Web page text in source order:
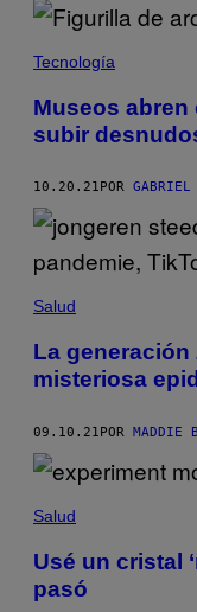
Tecnología
Museos abren
subir
10.20.21 POR GABRIEL
Salud
La generación
misteriosa
09.10.21POR MADDIE
Salud
Usé un cristal
pasó